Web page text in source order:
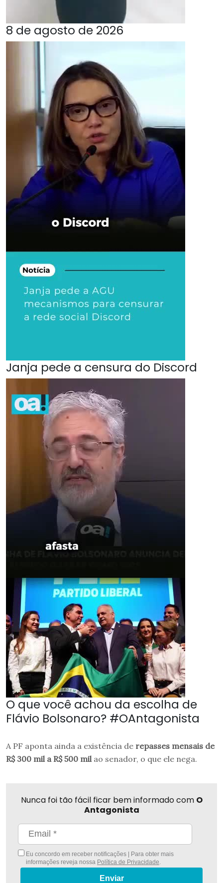
8 de agosto de 2026
Janja pede a censura do Discord
O que você achou da escolha de
Flávio Bolsonaro? #OAntagonista
A PF aponta ainda a existência de repasses mensais de
R$ 300 mil a R$ 500 mil ao senador, o que ele nega.
Nunca foi tão fácil ficar bem informado com O
Antagonista
Eu concordo em receber notificações | Para obter mais
informações reveja nossa Política de Privacidade
Enviar